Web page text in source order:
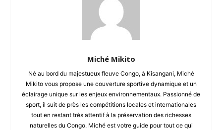
Miché Mikito
Né au bord du majestueux fleuve Congo, à Kisangani, Miché
Mikito vous propose une couverture sportive dynamique et un
éclairage unique sur les enjeux environnementaux. Passionné de
sport, il suit de près les compétitions locales et internationales
tout en restant très attentif à la préservation des richesses
naturelles du Congo. Miché est votre guide pour tout ce qui